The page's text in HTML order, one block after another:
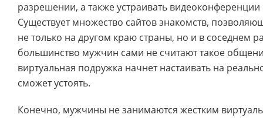
разрешении, а также устраивать
Существует множество сайтов знакомств,
не только на другом краю страны, но и в соседнем
большинство мужчин сами не считают такое
виртуальная подружка начнет настаивать на
сможет устоять.
Конечно, мужчины не занимаются жестким